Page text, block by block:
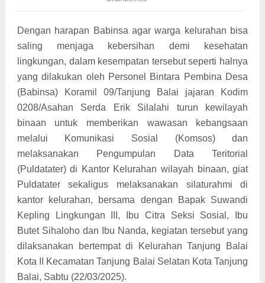
Dengan harapan Babinsa agar warga kelurahan bisa
saling menjaga kebersihan demi kesehatan
lingkungan, dalam kesempatan tersebut seperti halnya
yang dilakukan oleh Personel Bintara Pembina Desa
(Babinsa) Koramil 09/Tanjung Balai jajaran Kodim
0208/Asahan Serda Erik Silalahi turun kewilayah
binaan untuk memberikan wawasan kebangsaan
melalui Komunikasi Sosial (Komsos) dan
melaksanakan Pengumpulan Data Teritorial
(Puldatater) di Kantor Kelurahan wilayah binaan, giat
Puldatater sekaligus melaksanakan silaturahmi di
kantor kelurahan, bersama dengan Bapak Suwandi
Kepling Lingkungan III, Ibu Citra Seksi Sosial, Ibu
Butet Sihaloho dan Ibu Nanda, kegiatan tersebut yang
dilaksanakan bertempat di Kelurahan Tanjung Balai
Kota II Kecamatan Tanjung Balai Selatan Kota Tanjung
Balai, Sabtu (22/03/2025).